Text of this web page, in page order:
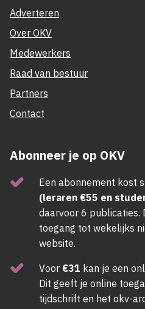
Adverteren
Over OKV
Medewerkers
Raad van bestuur
Partners
Contact
Abonneer je op OKV
Een abonnement kost
(leraren €55 en
daarvoor 6 publicaties.
toegang tot wekelijks
website.
Voor €31 kan je een
Dit geeft je online
tijdschrift en het okv-